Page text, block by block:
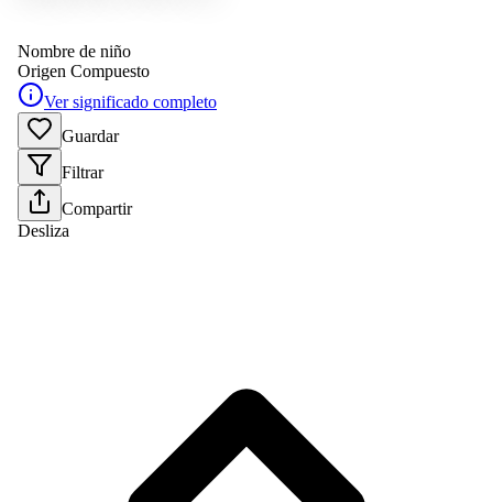
Nombre de niño
Origen Compuesto
Ver significado completo
Guardar
Filtrar
Compartir
Desliza